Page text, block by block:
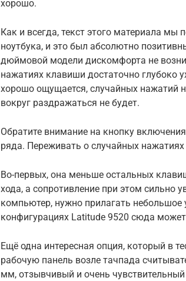
хорошо.
Как и всегда, текст этого материала мы
ноутбука, и это был абсолютно
дюймовой модели дискомфорта не
нажатиях клавиши достаточно глубоко
хорошо ощущается, случайных нажатий
вокруг раздражаться не будет.
Обратите внимание на кнопку
ряда. Переживать о случайных нажатиях
Во-первых, она меньше остальных
хода, а сопротивление при этом сильно
компьютер, нужно прилагать небольшое
конфигурациях Latitude 9520 сюда
Ещё одна интересная опция, который в
рабочую панель возле тачпада
мм, отзывчивый и очень